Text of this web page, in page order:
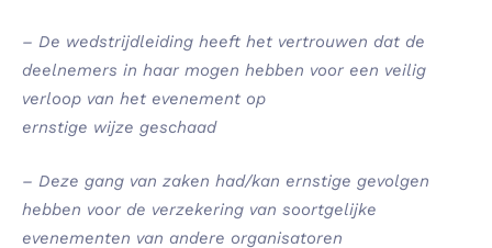
– De wedstrijdleiding heeft het vertrouwen dat de
deelnemers in haar mogen hebben voor een veilig
verloop van het evenement op
ernstige wijze geschaad
– Deze gang van zaken had/kan ernstige gevolgen
hebben voor de verzekering van soortgelijke
evenementen van andere organisatoren